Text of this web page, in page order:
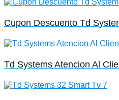
Cupon Descuento Td
Td Systems Atencion Al